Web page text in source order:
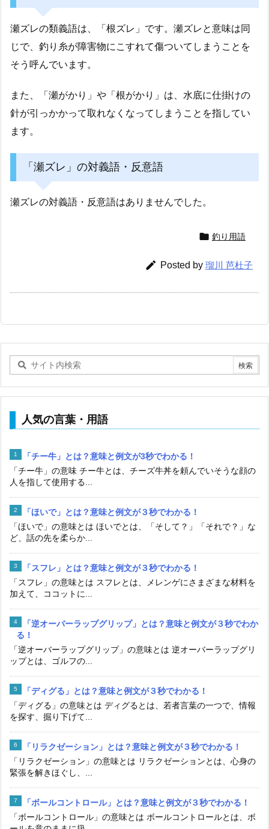
瀬ズレの類義語は、「根ズレ」です。瀬ズレと意味は同
じで、釣り糸が障害物にこすれて傷ついてしまうことを
そう呼んでいます。
また、「瀬がかり」や「根がかり」は、水底に仕掛けの
針が引っかかって取れなくなってしまうことを指してい
ます。
「瀬ズレ」の対義語・反意語
瀬ズレの対義語・反意語はありませんでした。
 釣り用語
 Posted by 瑠川 芭杜子
人気の言葉・用語
「チー牛」とは？意味と例文が3秒でわかる！
「チー牛」の意味 チー牛とは、チーズ牛丼を頼んでいそうな顔の
人を指して使用する...
「ほいで」とは？意味と例文が３秒でわかる！
「ほいで」の意味とは ほいでとは、「そして？」「それで？」な
ど、話の先を柔らか...
「スフレ」とは？意味と例文が３秒でわかる！
「スフレ」の意味とは スフレとは、メレンゲにさまざまな材料を
加えて、ココットに...
「逆オーバーラップグリップ」とは？意味と例文が３秒でわか
る！
「逆オーバーラップグリップ」の意味とは 逆オーバーラップグリ
ップとは、ゴルフの...
「ディグる」とは？意味と例文が３秒でわかる！
「ディグる」の意味とは ディグるとは、若者言葉の一つで、情報
を探す、掘り下げて...
「リラクゼーション」とは？意味と例文が３秒でわかる！
「リラクゼーション」の意味とは リラクゼーションとは、心身の
緊張を解きほぐし、...
「ボールコントロール」とは？意味と例文が３秒でわかる！
「ボールコントロール」の意味とは ボールコントロールとは、ボ